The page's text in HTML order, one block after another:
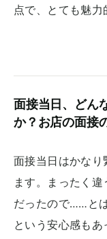
点で、とても魅力
面接当日、どん
か？お店の面接
面接当日はかなり
ます。まったく
だったので……と
という安心感も